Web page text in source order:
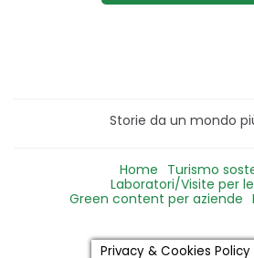
Storie da un mondo
Home Turismo
Laboratori/Visite per
Green content per aziende
Privacy & Cookies Policy